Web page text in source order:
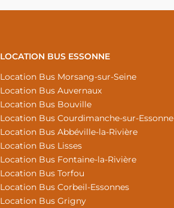
LOCATION BUS ESSONNE
Location Bus Morsang-sur-Seine
Location Bus Auvernaux
Location Bus Bouville
Location Bus Courdimanche-sur-Essonne
Location Bus Abbéville-la-Rivière
Location Bus Lisses
Location Bus Fontaine-la-Rivière
Location Bus Torfou
Location Bus Corbeil-Essonnes
Location Bus Grigny